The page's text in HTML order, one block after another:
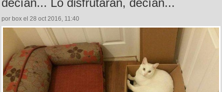
decían... Lo disfrutarán, decían...
por box el 28 oct 2016, 11:40